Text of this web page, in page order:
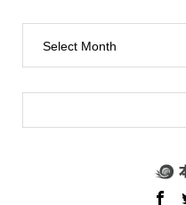
Select Month